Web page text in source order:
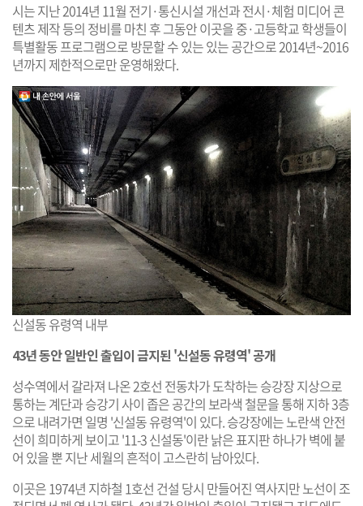
시는 지난 2014년 11월 전기·통신시설 개선과 전시·체험 미디어 콘
텐츠 제작 등의 정비를 마친 후 그동안 이곳을 중·고등학교 학생들이
특별활동 프로그램으로 방문할 수 있는 있는 공간으로 2014년~2016
년까지 제한적으로만 운영해왔다.
신설동 유령역 내부
43년 동안 일반인 출입이 금지된 '신설동 유령역' 공개
성수역에서 갈라져 나온 2호선 전동차가 도착하는 승강장 지상으로
통하는 계단과 승강기 사이 좁은 공간의 보라색 철문을 통해 지하 3층
으로 내려가면 일명 '신설동 유령역'이 있다. 승강장에는 노란색 안전
선이 희미하게 보이고 '11-3 신설동'이란 낡은 표지판 하나가 벽에 붙
어 있을 뿐 지난 세월의 흔적이 고스란히 남아있다.
이곳은 1974년 지하철 1호선 건설 당시 만들어진 역사지만 노선이 조